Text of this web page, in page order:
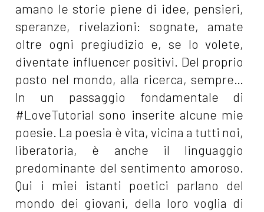
amano le storie piene di idee, pensieri,
speranze, rivelazioni: sognate, amate
oltre ogni pregiudizio e, se lo volete,
diventate influencer positivi. Del proprio
posto nel mondo, alla ricerca, sempre…
In un passaggio fondamentale di
#LoveTutorial sono inserite alcune mie
poesie. La poesia è vita, vicina a tutti noi,
liberatoria, è anche il linguaggio
predominante del sentimento amoroso.
Qui i miei istanti poetici parlano del
mondo dei giovani, della loro voglia di